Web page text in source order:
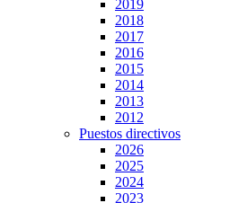
2019
2018
2017
2016
2015
2014
2013
2012
Puestos directivos
2026
2025
2024
2023